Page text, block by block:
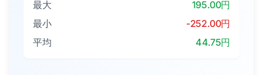
最大
195.00円
最小
-252.00円
平均
44.75円